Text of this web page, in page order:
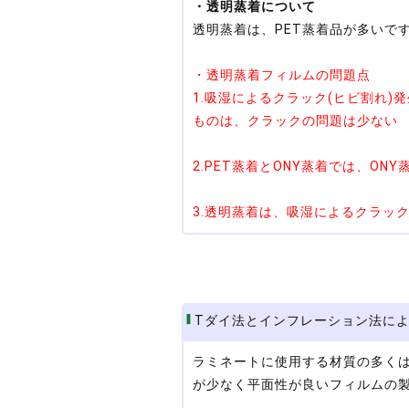
・透明蒸着について
透明蒸着は、PET蒸着品が多いで
・透明蒸着フィルムの問題点
1.吸湿によるクラック(ヒビ割れ)
ものは、クラックの問題は少ない
2.PET蒸着とONY蒸着では、ONY
3.透明蒸着は、吸湿によるクラッ
Tダイ法とインフレーション法に
ラミネートに使用する材質の多く
が少なく平面性が良いフィルムの